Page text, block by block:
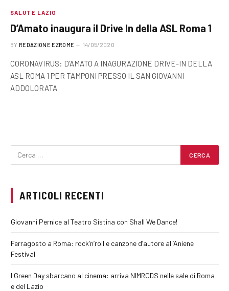
SALUTE LAZIO
D’Amato inaugura il Drive In della ASL Roma 1
BY REDAZIONE EZROME 14/05/2020
CORONAVIRUS: D’AMATO A INAGURAZIONE DRIVE-IN DELLA
ASL ROMA 1 PER TAMPONI PRESSO IL SAN GIOVANNI
ADDOLORATA
ARTICOLI RECENTI
Giovanni Pernice al Teatro Sistina con Shall We Dance!
Ferragosto a Roma: rock’n’roll e canzone d’autore all’Aniene
Festival
I Green Day sbarcano al cinema: arriva NIMRODS nelle sale di Roma
e del Lazio